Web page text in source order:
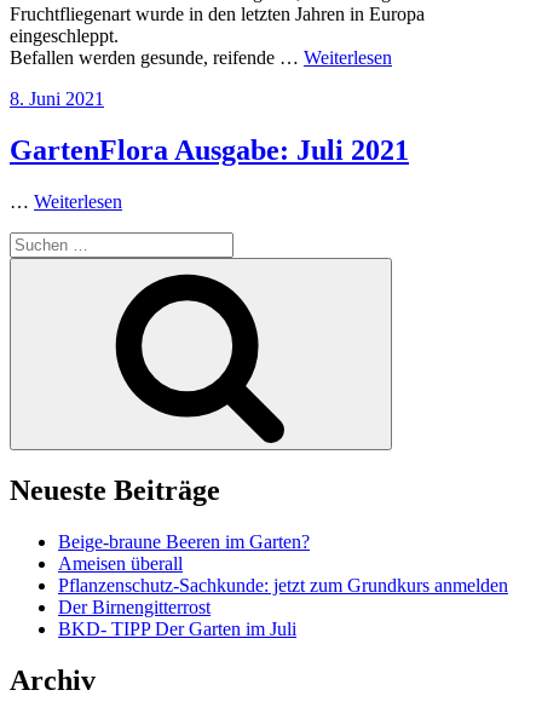
Fruchtfliegenart wurde in den letzten Jahren in Europa
eingeschleppt.
Befallen werden gesunde, reifende … Weiterlesen
Veröffentlicht
8. Juni 2021
GartenFlora Ausgabe: Juli 2021
… Weiterlesen
Suchen
nach:
Neueste Beiträge
Beige-braune Beeren im Garten?
Ameisen überall
Pflanzenschutz-Sachkunde: jetzt zum Grundkurs anmelden
Der Birnengitterrost
BKD- TIPP Der Garten im Juli
Archiv